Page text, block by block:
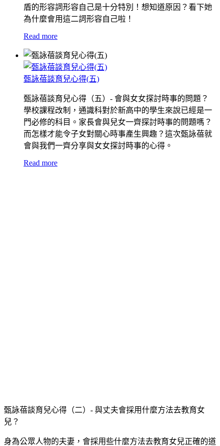
盾的形容詞形容自己是十分特別！想知道原因？看下她
為什麼會用這二詞形容自己啦！
Read more
甄詠蓓談育兒心得(五)
甄詠蓓談育兒心得（五）- 會與女女探討時事的問題？
學校課程改制，通識科對於新高中的學生來說已經是一
門必修的科目。家長會與兒女一齊探討時事的問題嗎？
而怎樣才能令子女對關心時事產生興趣？這次甄詠蓓就
會與我們一齊分享與女女探討時事的心得。
Read more
甄詠蓓談育兒心得（二）- 與丈夫會採用什麼方法去教育女
兒？
身為公眾人物的夫妻，會採用些什麼方法去教育女兒正確的道